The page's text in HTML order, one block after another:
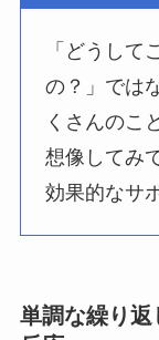
「どうして
の？」では
くさんのこ
想像してみ
効果的なサ
単調な繰り